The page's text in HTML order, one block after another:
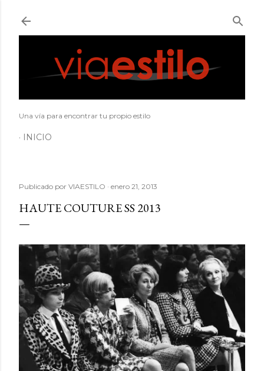
Una vía para encontrar tu propio estilo
INICIO
Publicado por VIAESTILO enero 21, 2013
HAUTE COUTURE SS 2013